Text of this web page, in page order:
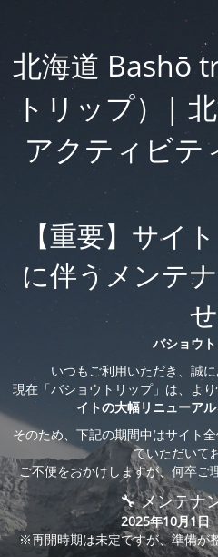
北海道 Bashō
トリップ）|
アクティビテ
【重要】サイ
に伴うメンテ
せ
バショウ
いつもご利用いただき、誠
現在「バショウトリップ」は、よ
イトの大幅リニューアル
そのため、下記の期間中はサイト
ていただいて
ご不便をおかけしますが、何卒ご
🔧 メンテナ
2025年10月1日
※再開時期は未定ですが、準備が